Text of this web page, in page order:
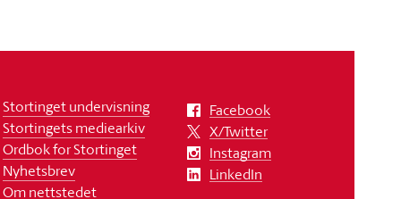
Stortinget undervisning
Stortingets mediearkiv
Ordbok for Stortinget
Nyhetsbrev
Om nettstedet
Facebook
X/Twitter
Instagram
LinkedIn